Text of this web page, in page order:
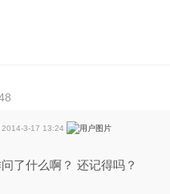
2014-3-17 13:24
了什么啊？ 还记得吗？